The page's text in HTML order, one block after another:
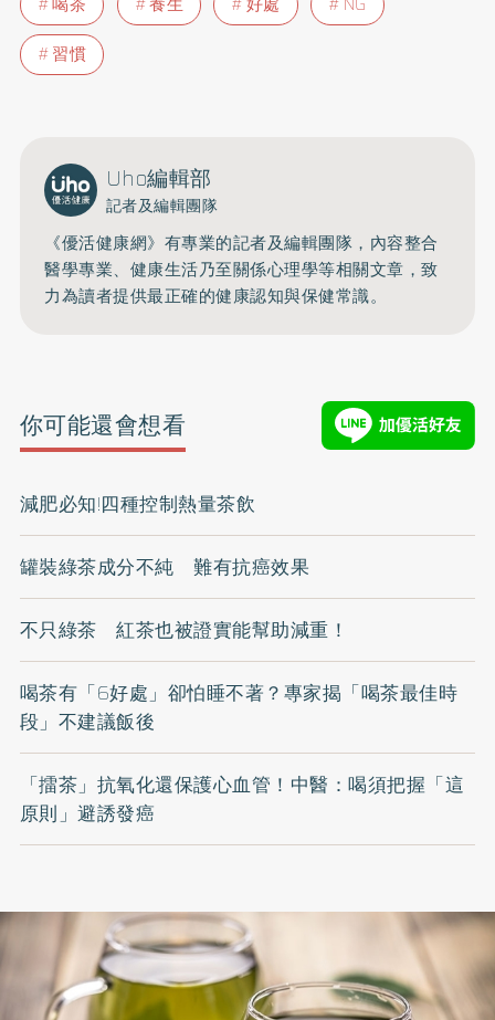
習慣
Uho編輯部
記者及編輯團隊
《優活健康網》有專業的記者及編輯團隊，內容整合
醫學專業、健康生活乃至關係心理學等相關文章，致
力為讀者提供最正確的健康認知與保健常識。
你可能還會想看
減肥必知!四種控制熱量茶飲
罐裝綠茶成分不純 難有抗癌效果
不只綠茶 紅茶也被證實能幫助減重！
喝茶有「6好處」卻怕睡不著？專家揭「喝茶最佳時
段」不建議飯後
「擂茶」抗氧化還保護心血管！中醫：喝須把握「這
原則」避誘發癌